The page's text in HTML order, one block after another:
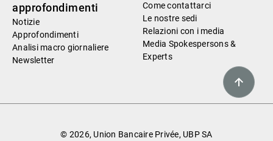
approfondimenti
Notizie
Approfondimenti
Analisi macro giornaliere
Newsletter
Come contattarci
Le nostre sedi
Relazioni con i media
Media Spokespersons &
Experts
© 2026, Union Bancaire Privée, UBP SA